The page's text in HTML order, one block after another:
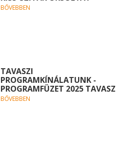
BŐVEBBEN
TAVASZI
PROGRAMKÍNÁLATUNK -
PROGRAMFÜZET 2025 TAVASZ
BŐVEBBEN